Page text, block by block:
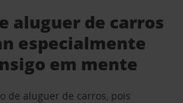
aluguer de carros
especialmente
em mente
de aluguer de carros, pois